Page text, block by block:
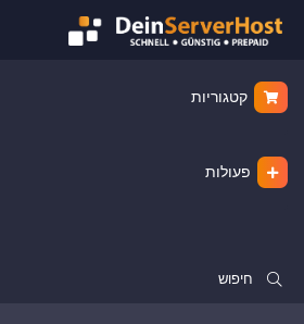
קטגוריות
פעולות